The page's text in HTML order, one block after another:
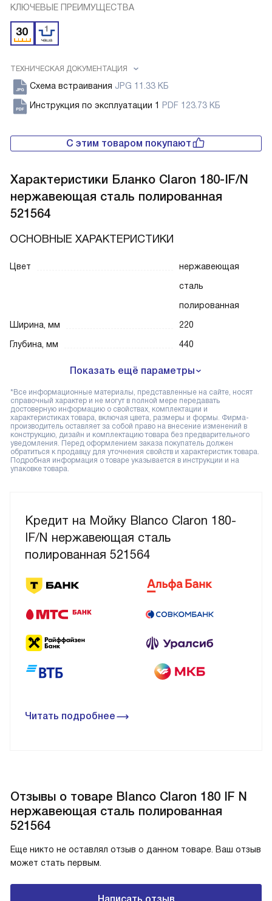
КЛЮЧЕВЫЕ ПРЕИМУЩЕСТВА
ТЕХНИЧЕСКАЯ ДОКУМЕНТАЦИЯ
Схема встраивания JPG 11.33 КБ
Инструкция по эксплуатации 1
PDF 123.73 КБ
Кредит на Мойку Blanco Claron 180-
IF/N нержавеющая сталь
полированная 521564
Читать подробнее
С этим товаром покупают
Характеристики Бланко Claron 180-IF/N
нержавеющая сталь полированная
521564
ОСНОВНЫЕ ХАРАКТЕРИСТИКИ
Цвет
нержавеющая
сталь
полированная
Ширина, мм
220
Глубина, мм
440
Показать ещё параметры
*Все информационные материалы, представленные на сайте, носят
справочный характер и не могут в полной мере передавать
достоверную информацию о свойствах, комплектации и
характеристиках товара, включая цвета, размеры и формы. Фирма-
производитель оставляет за собой право на внесение изменений в
конструкцию, дизайн и комплектацию товара без предварительного
уведомления. Перед оформлением заказа покупатель должен
обратиться к продавцу для уточнения свойств и характеристик товара.
Подробная информация о товаре указывается в инструкции и на
упаковке товара.
Отзывы о товаре Blanco Claron 180 IF N
нержавеющая сталь полированная
521564
Еще никто не оставлял отзыв о данном товаре. Ваш отзыв
может стать первым.